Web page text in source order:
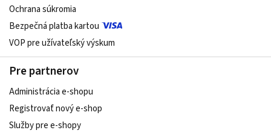
Ochrana súkromia
Bezpečná platba kartou
VOP pre užívateľský výskum
Pre partnerov
Administrácia e-shopu
Registrovať nový e-shop
Služby pre e‑shopy